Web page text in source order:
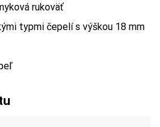
rukoväť
typmi čepelí s výškou 18 mm